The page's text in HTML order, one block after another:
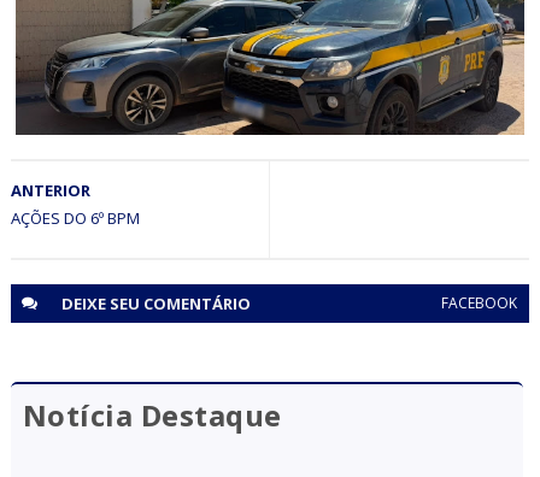
Em Juazeiro (BA), PRF recupera veículo roubado em
Salvador (BA)
ANTERIOR
AÇÕES DO 6º BPM
DEIXE SEU COMENTÁRIO FACEBOOK
Notícia Destaque